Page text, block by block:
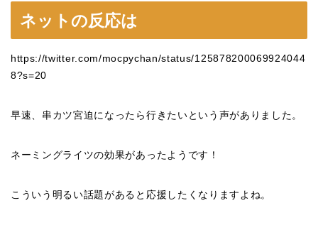
ネットの反応は
https://twitter.com/mocpychan/status/125878200069924044
8?s=20
早速、串カツ宮迫になったら行きたいという声がありました。
ネーミングライツの効果があったようです！
こういう明るい話題があると応援したくなりますよね。